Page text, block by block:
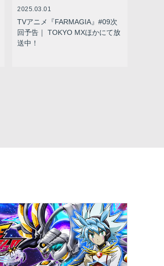
2025.03.01
TVアニメ『FARMAGIA』#09次
回予告｜ TOKYO MXほかにて放
送中！